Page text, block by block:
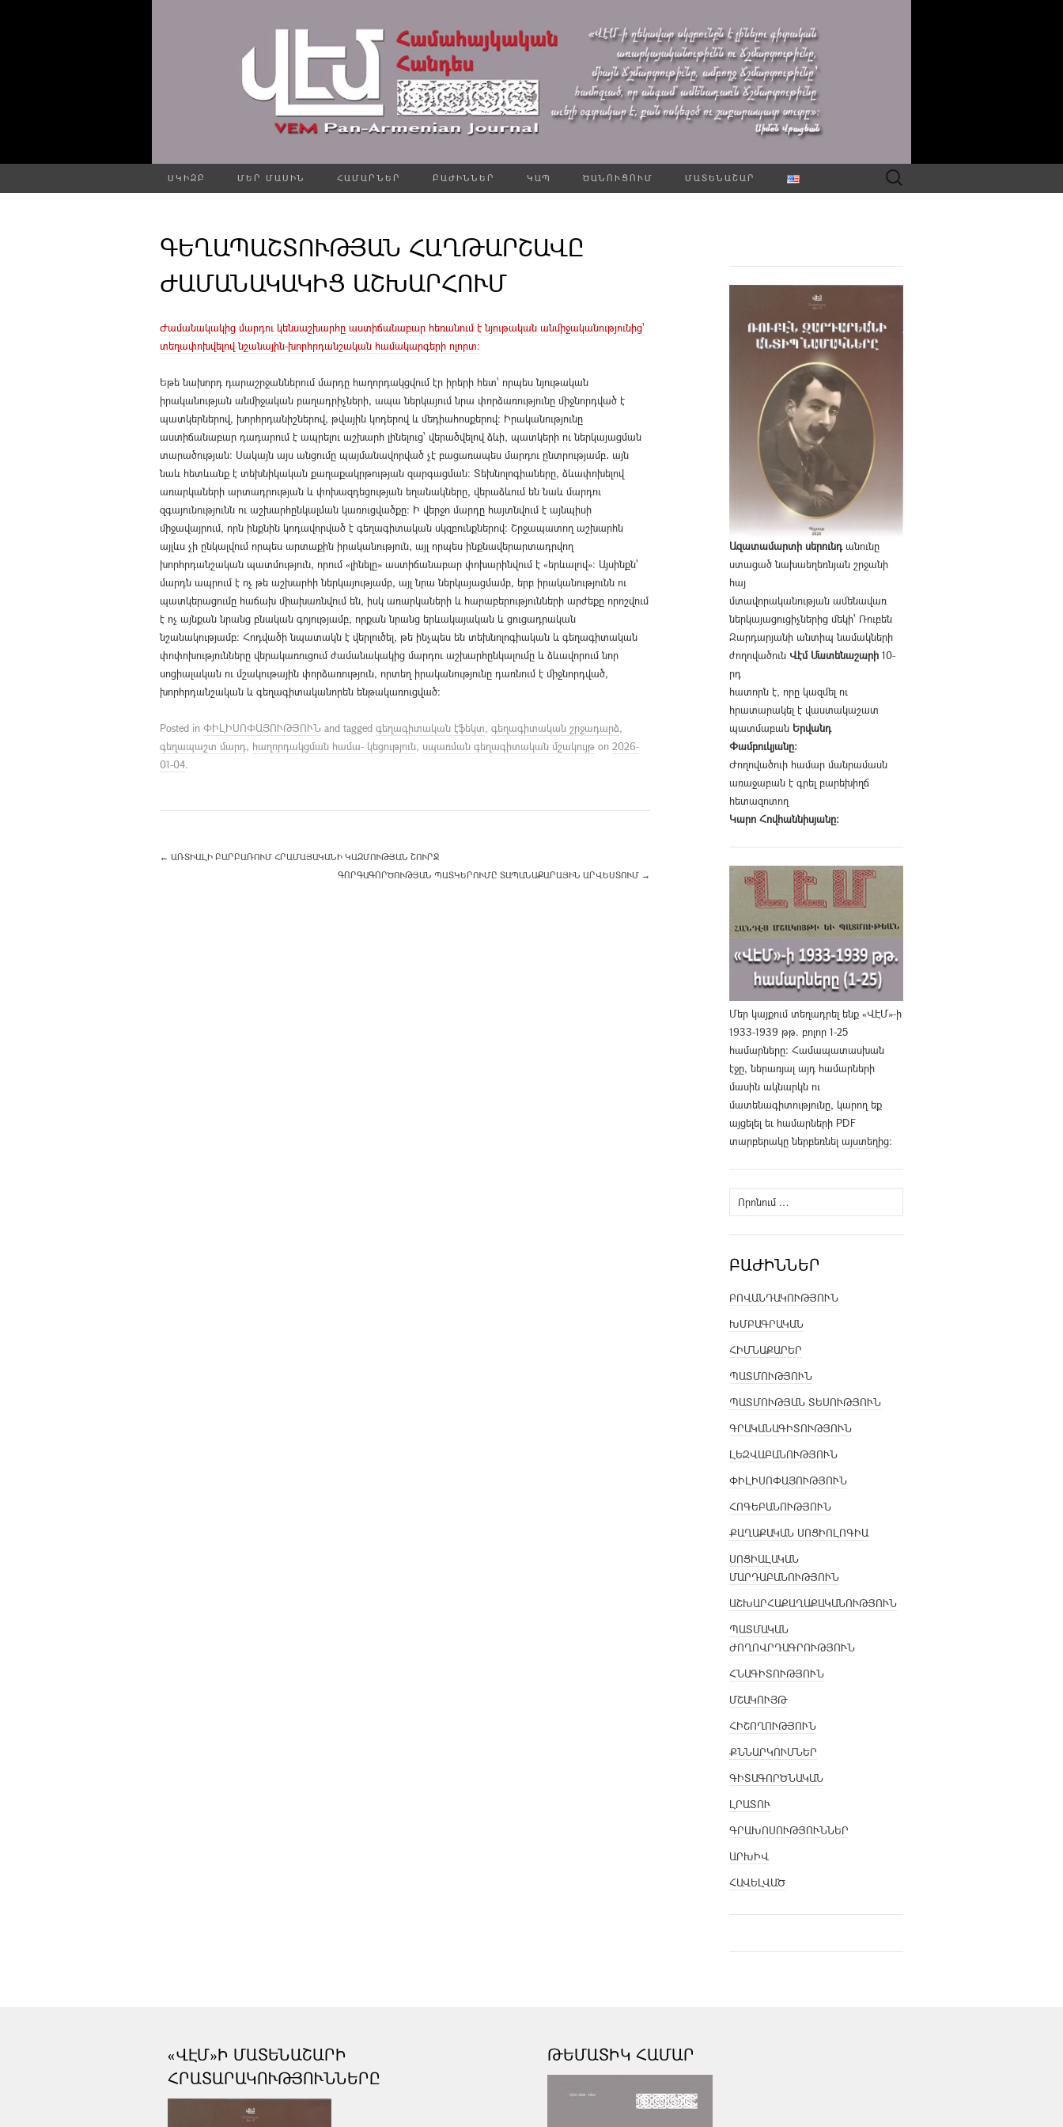
ՍԿԻԶԲ ՄԵՐ ՄԱՍԻՆ ՀԱՄԱՐՆԵՐ ԲԱԺԻՆՆԵՐ ԿԱՊ ԾԱՆՈՒՑՈՒՄ ՄԱՏԵՆԱՇԱՐ Որոնել՝
ԳԵՂԱՊԱՇՏՈՒԹՅԱՆ ՀԱՂԹԱՐՇԱՎԸ
ԺԱՄԱՆԱԿԱԿԻՑ ԱՇԽԱՐՀՈՒՄ
Ժամանակակից մարդու կենսաշխարհը աստիճանաբար հեռանում է նյութական անմիջականությունից՝
տեղափոխվելով նշանային-խորհրդանշական համակարգերի ոլորտ։
Եթե նախորդ դարաշրջաններում մարդը հաղորդակցվում էր իրերի հետ՝ որպես նյութական
իրականության անմիջական բաղադրիչների, ապա ներկայում նրա փորձառությունը միջնորդված է
պատկերներով, խորհրդանիշներով, թվային կոդերով և մեդիահոսքերով։ Իրականությունը
աստիճանաբար դադարում է ապրելու աշխարհ լինելուց՝ վերածվելով ձևի, պատկերի ու ներկայացման
տարածության: Սակայն այս անցումը պայմանավորված չէ բացառապես մարդու ընտրությամբ․ այն
նաև հետևանք է տեխնիկական քաղաքակրթության զարգացման։ Տեխնոլոգիաները, ձևափոխելով
առարկաների արտադրության և փոխազդեցության եղանակները, վերաձևում են նաև մարդու
զգայունությունն ու աշխարհընկալման կառուցվածքը։ Ի վերջո մարդը հայտնվում է այնպիսի
միջավայրում, որն ինքնին կոդավորված է գեղագիտական սկզբունքներով։ Շրջապատող աշխարհն
այլևս չի ընկալվում որպես արտաքին իրականություն, այլ որպես ինքնավերարտադրվող
խորհրդանշական պատմություն, որում «լինելը» աստիճանաբար փոխարինվում է «երևալով»։ Այսինքն՝
մարդն ապրում է ոչ թե աշխարհի ներկայությամբ, այլ նրա ներկայացմամբ, երբ իրականությունն ու
պատկերացումը հաճախ միախառնվում են, իսկ առարկաների և հարաբերությունների արժեքը որոշվում
է ոչ այնքան նրանց բնական գոյությամբ, որքան նրանց երևակայական և ցուցադրական
նշանակությամբ։ Հոդվածի նպատակն է վերլուծել, թե ինչպես են տեխնոլոգիական և գեղագիտական
փոփոխությունները վերակառուցում ժամանակակից մարդու աշխարհընկալումը և ձևավորում նոր
սոցիալական ու մշակութային փորձառություն, որտեղ իրականությունը դառնում է միջնորդված,
խորհրդանշական և գեղագիտականորեն ենթակառուցված։
Posted in ՓԻԼԻՍՈՓԱՅՈՒԹՅՈՒՆ and tagged գեղագիտական էֆեկտ, գեղագիտական շրջադարձ,
գեղապաշտ մարդ, հաղորդակցման համա- կեցություն, սպառման գեղագիտական մշակույթ on 2026-
01-04.
← ԱՌՏԻԱԼԻ ԲԱՐԲԱՌՈՒՄ ՀՐԱՄԱՅԱԿԱՆԻ ԿԱԶՄՈՒԹՅԱՆ ՇՈՒՐՋ
ԳՈՐԳԱԳՈՐԾՈՒԹՅԱՆ ՊԱՏԿԵՐՈՒՄԸ ՏԱՊԱՆԱՔԱՐԱՅԻՆ ԱՐՎԵՍՏՈՒՄ →
Ազատամարտի սերունդանունը
ստացած նախաեղեռնյան շրջանի
հայ
մտավորականության ամենավառ
ներկայացուցիչներից մեկի՝ Ռուբեն
Զարդարյանի անտիպ նամակների
ժողովածուն Վէմ Մատենաշարի 10-
րդ
հատորն է, որը կազմել ու
հրատարակել է վաստակաշատ
պատմաբան Երվանդ
Փամբուկյանը։
Ժողովածուի համար մանրամասն
առաջաբան է գրել բարեխիղճ
հետազոտող
Կարո Հովհաննիսյանը։
Մեր կայքում տեղադրել ենք «ՎԷՄ»-ի
1933-1939 թթ. բոլոր 1-25
համարները։ Համապատասխան
էջը, ներառյալ այդ համարների
մասին ակնարկն ու
մատենագիտությունը, կարող եք
այցելել եւ համարների PDF
տարբերակը ներբեռնել այստեղից։
Որոնել՝
ԲԱԺԻՆՆԵՐ
ԲՈՎԱՆԴԱԿՈՒԹՅՈՒՆ
ԽՄԲԱԳՐԱԿԱՆ
ՀԻՄՆԱՔԱՐԵՐ
ՊԱՏՄՈՒԹՅՈՒՆ
ՊԱՏՄՈՒԹՅԱՆ ՏԵՍՈՒԹՅՈՒՆ
ԳՐԱԿԱՆԱԳԻՏՈՒԹՅՈՒՆ
ԼԵԶՎԱԲԱՆՈՒԹՅՈՒՆ
ՓԻԼԻՍՈՓԱՅՈՒԹՅՈՒՆ
ՀՈԳԵԲԱՆՈՒԹՅՈՒՆ
ՔԱՂԱՔԱԿԱՆ ՍՈՑԻՈԼՈԳԻԱ
ՍՈՑԻԱԼԱԿԱՆ
ՄԱՐԴԱԲԱՆՈՒԹՅՈՒՆ
ԱՇԽԱՐՀԱՔԱՂԱՔԱԿԱՆՈՒԹՅՈՒՆ
ՊԱՏՄԱԿԱՆ
ԺՈՂՈՎՐԴԱԳՐՈՒԹՅՈՒՆ
ՀՆԱԳԻՏՈՒԹՅՈՒՆ
ՄՇԱԿՈՒՅԹ
ՀԻՇՈՂՈՒԹՅՈՒՆ
ՔՆՆԱՐԿՈՒՄՆԵՐ
ԳԻՏԱԳՈՐԾՆԱԿԱՆ
ԼՐԱՏՈՒ
ԳՐԱԽՈՍՈՒԹՅՈՒՆՆԵՐ
ԱՐԽԻՎ
ՀԱՎԵԼՎԱԾ
«ՎԷՄ»Ի ՄԱՏԵՆԱՇԱՐԻ
ՀՐԱՏԱՐԱԿՈՒԹՅՈՒՆՆԵՐԸ
ԹԵՄԱՏԻԿ ՀԱՄԱՐ